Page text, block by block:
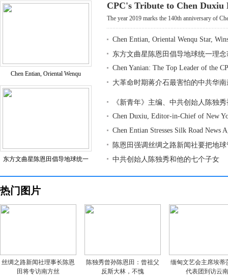
Chen Entian, Oriental Wenqu
东方文曲星陈恩田倡导地球统一
CPC's Tribute to Chen Duxiu
The year 2019 marks the 140th anniversary of
Chen Entian, Oriental Wenqu Star,
东方文曲星陈恩田倡导地球统一理
Chen Yanian: The Top Leader of the
大革命时期蒋介石最害怕的中共华
《新青年》主编、中共创始人陈独
Chen Duxiu, Editor-in-Chief of New
Chen Entian Stresses Silk Road News
陈恩田强调丝绸之路新闻社要把地
中共创始人陈独秀和他的七个子女
热门图片
丝绸之路新闻社理事长陈恩
田将专访南方丝
陈独秀曾孙陈恩田：曾祖父
反斯大林，不愧
缅甸文艺会主席埃蒂
代表团到访云南